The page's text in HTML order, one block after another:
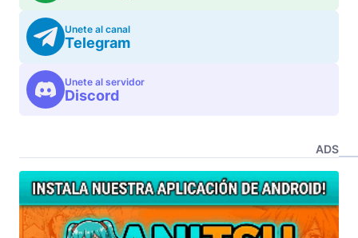
Unete al canal
Telegram
Unete al servidor
Discord
ADS